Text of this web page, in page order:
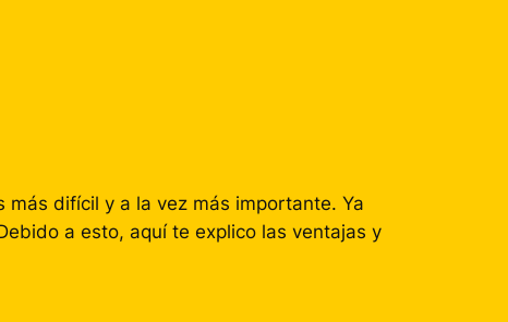
difícil y a la vez más importante. Ya
a esto, aquí te explico las ventajas y